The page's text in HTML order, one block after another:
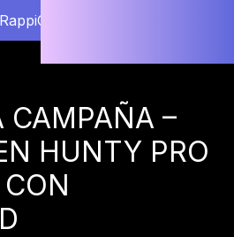
CAMPAÑA –
HUNTY PRO